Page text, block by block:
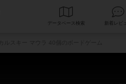
データベース 検索